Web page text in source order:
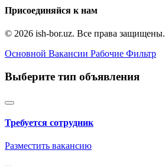
Присоединяйся к нам
© 2026 ish-bor.uz. Все права защищены.
Основной Вакансии Рабочие Фильтр
Выберите тип объявления
Требуется сотрудник
Разместить вакансию